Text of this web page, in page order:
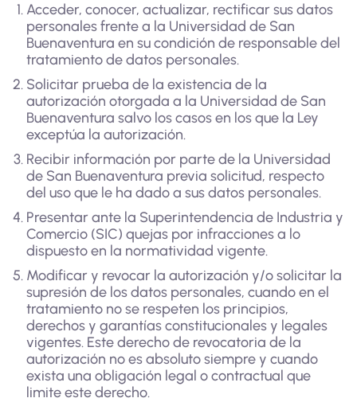
Acceder, conocer, actualizar, rectificar sus datos
personales frente a la Universidad de San
Buenaventura en su condición de responsable del
tratamiento de datos personales.
Solicitar prueba de la existencia de la
autorización otorgada a la Universidad de San
Buenaventura salvo los casos en los que la Ley
exceptúa la autorización.
Recibir información por parte de la Universidad
de San Buenaventura previa solicitud, respecto
del uso que le ha dado a sus datos personales.
Presentar ante la Superintendencia de Industria y
Comercio (SIC) quejas por infracciones a lo
dispuesto en la normatividad vigente.
Modificar y revocar la autorización y/o solicitar la
supresión de los datos personales, cuando en el
tratamiento no se respeten los principios,
derechos y garantías constitucionales y legales
vigentes. Este derecho de revocatoria de la
autorización no es absoluto siempre y cuando
exista una obligación legal o contractual que
limite este derecho.